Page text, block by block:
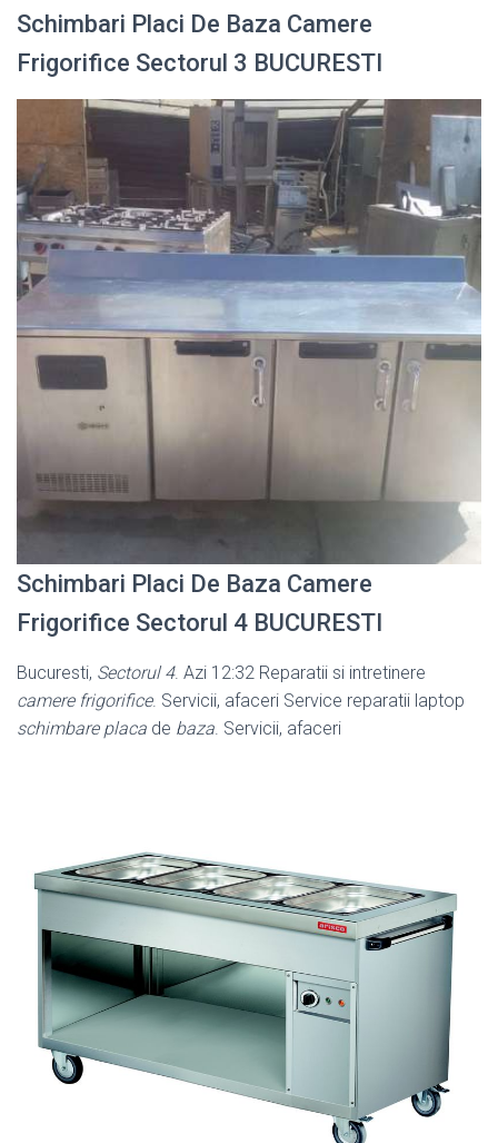
Schimbari Placi De Baza Camere
Frigorifice Sectorul 3 BUCURESTI
Schimbari Placi De Baza Camere
Frigorifice Sectorul 4 BUCURESTI
Bucuresti, Sectorul 4. Azi 12:32 Reparatii si intretinere
camere frigorifice. Servicii, afaceri Service reparatii laptop
schimbare placa de baza. Servicii, afaceri